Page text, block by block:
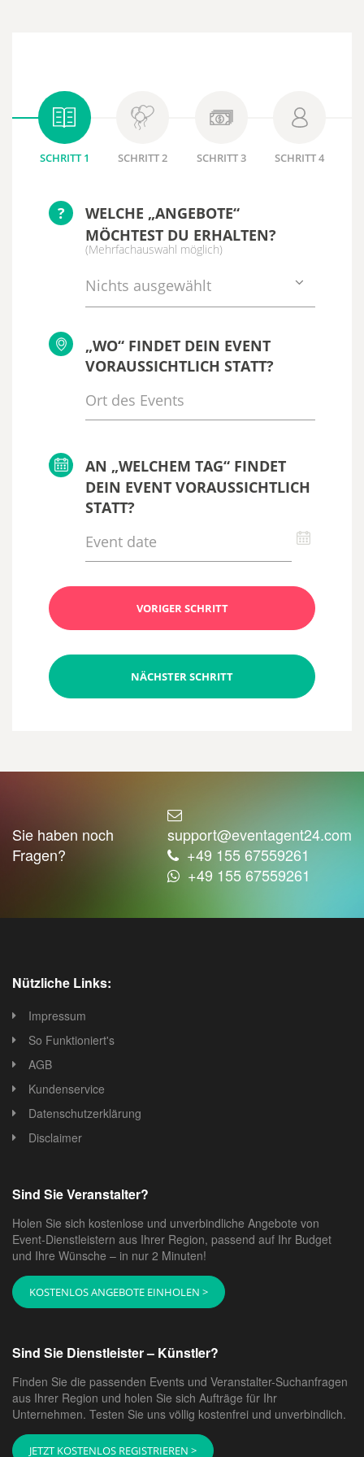
SCHRITT 1 SCHRITT 2 SCHRITT 3 SCHRITT 4
?
WELCHE „ANGEBOTE“
MÖCHTEST DU ERHALTEN?
(Mehrfachauswahl möglich)
Nichts ausgewählt
„WO“ FINDET DEIN EVENT
VORAUSSICHTLICH STATT?
AN „WELCHEM TAG“ FINDET
DEIN EVENT VORAUSSICHTLICH
STATT?
VORIGER SCHRITT
NÄCHSTER SCHRITT
Sie haben noch
Fragen?
support@eventagent24.com
+49 155 67559261
+49 155 67559261
Nützliche Links:
Impressum
So Funktioniert's
AGB
Kundenservice
Datenschutzerklärung
Disclaimer
Sind Sie Veranstalter?
Holen Sie sich kostenlose und unverbindliche Angebote von
Event-Dienstleistern aus Ihrer Region, passend auf Ihr Budget
und Ihre Wünsche – in nur 2 Minuten!
KOSTENLOS ANGEBOTE EINHOLEN >
Sind Sie Dienstleister – Künstler?
Finden Sie die passenden Events und Veranstalter-Suchanfragen
aus Ihrer Region und holen Sie sich Aufträge für Ihr
Unternehmen. Testen Sie uns völlig kostenfrei und unverbindlich.
JETZT KOSTENLOS REGISTRIEREN >